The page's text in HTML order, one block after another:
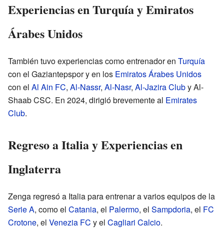
Experiencias en Turquía y Emiratos
Árabes Unidos
También tuvo experiencias como entrenador en Turquía
con el Gaziantepspor y en los Emiratos Árabes Unidos
con el Al Ain FC, Al-Nassr, Al-Nasr, Al-Jazira Cluby Al-
Shaab CSC. En 2024, dirigió brevemente al Emirates
Club.
Regreso a Italia y Experiencias en
Inglaterra
Zenga regresó a Italia para entrenar a varios equipos de la
Serie A, como el Catania, el Palermo, el Sampdoria, el FC
Crotone, el Venezia FC y el Cagliari Calcio.